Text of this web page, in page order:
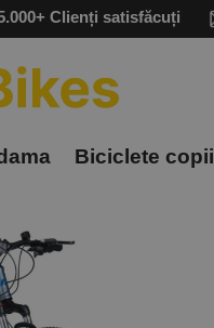
Clienți satisfăcuți
Biciclete copii